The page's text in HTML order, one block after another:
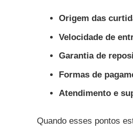
Origem das
Velocidade de
Garantia de
Formas de
Atendimento e
Quando esses pontos